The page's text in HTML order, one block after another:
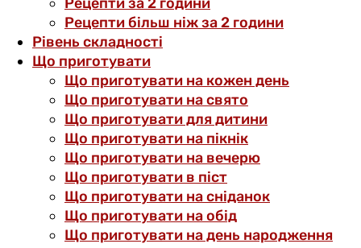
Рецепти більш ніж за 2 години
Рівень складності
Що приготувати
Що приготувати на кожен день
Що приготувати на свято
Що приготувати для дитини
Що приготувати на пікнік
Що приготувати на вечерю
Що приготувати в піст
Що приготувати на сніданок
Що приготувати на обід
Що приготувати на день народження